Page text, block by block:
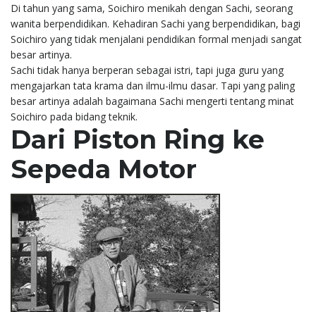
Di tahun yang sama, Soichiro menikah dengan Sachi, seorang
wanita berpendidikan. Kehadiran Sachi yang berpendidikan, bagi
Soichiro yang tidak menjalani pendidikan formal menjadi sangat
besar artinya.
Sachi tidak hanya berperan sebagai istri, tapi juga guru yang
mengajarkan tata krama dan ilmu-ilmu dasar. Tapi yang paling
besar artinya adalah bagaimana Sachi mengerti tentang minat
Soichiro pada bidang teknik.
Dari Piston Ring ke
Sepeda Motor